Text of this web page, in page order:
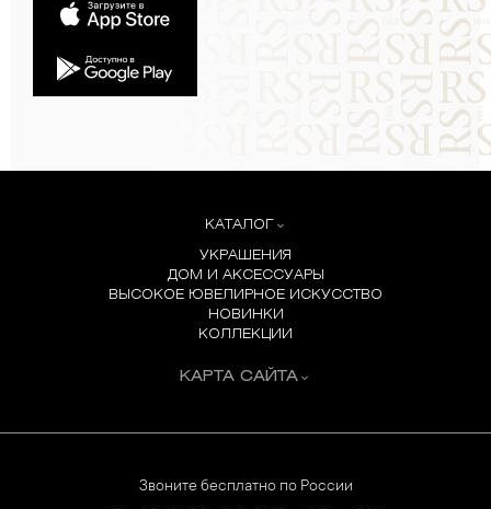
КАТАЛОГ
УКРАШЕНИЯ
ДОМ И АКСЕССУАРЫ
ВЫСОКОЕ ЮВЕЛИРНОЕ ИСКУССТВО
НОВИНКИ
КОЛЛЕКЦИИ
КАРТА САЙТА
Звоните бесплатно по России